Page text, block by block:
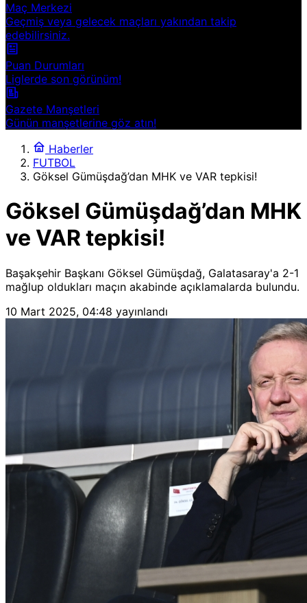
Maç Merkezi
Geçmiş veya gelecek maçları yakından takip
edebilirsiniz.
Puan Durumları
Liglerde son görünüm!
Gazete Manşetleri
Günün manşetlerine göz atın!
Haberler
FUTBOL
Göksel Gümüşdağ’dan MHK ve VAR tepkisi!
Göksel Gümüşdağ’dan MHK
ve VAR tepkisi!
Başakşehir Başkanı Göksel Gümüşdağ, Galatasaray'a 2-1
mağlup oldukları maçın akabinde açıklamalarda bulundu.
10 Mart 2025, 04:48 yayınlandı